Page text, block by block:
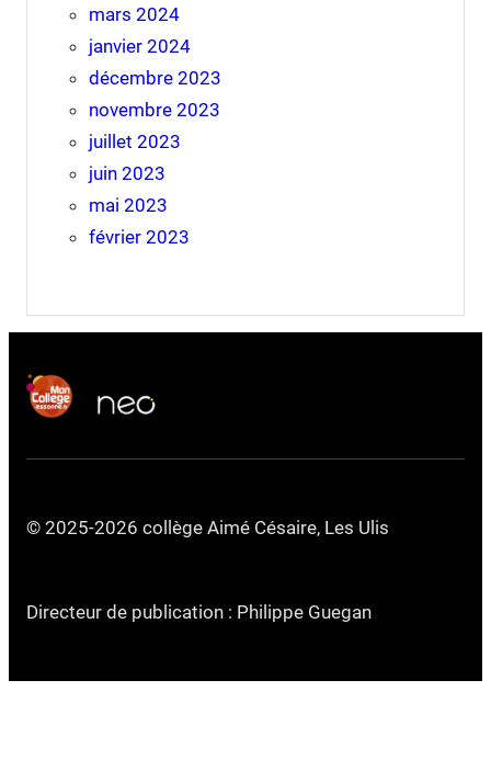
mars 2024
janvier 2024
décembre 2023
novembre 2023
juillet 2023
juin 2023
mai 2023
février 2023
© 2025-2026 collège Aimé Césaire, Les Ulis
Directeur de publication : Philippe Guegan